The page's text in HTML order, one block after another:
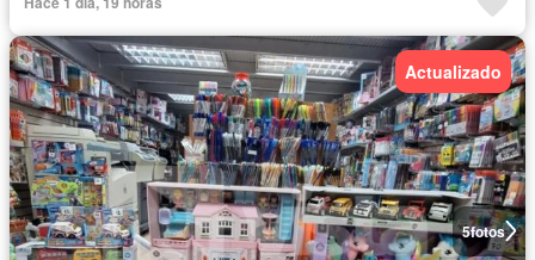
5fotos
Actualizado